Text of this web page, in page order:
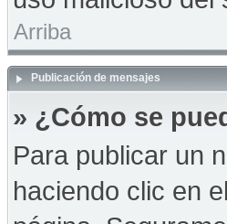
Arriba
Publicación de mensajes
» ¿Cómo se
Para publicar un
haciendo clic en